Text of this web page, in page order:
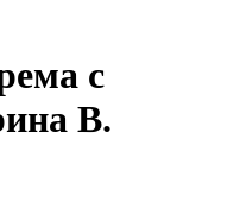
с
В.